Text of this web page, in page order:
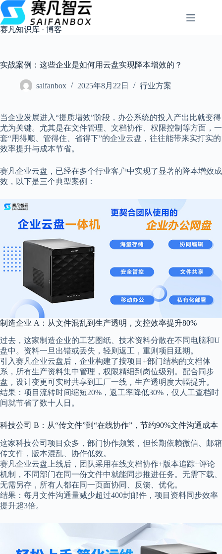
跳
过
内
容
赛凡知识库 · 博客
实战案例：这些企业是如何用云盘实现降本增效的？
saifanbox 2025年8月22日 行业方案
当企业发展进入“提质增效”阶段，办公系统的投入产出比就变得
尤为关键。尤其是在文件管理、文档协作、权限控制等方面，一
套“用得顺、管得住、省得下”的企业云盘，往往能带来实打实的
效率提升与成本节省。
赛凡企业云盘，已经在多个行业客户中实现了显著的降本增效成
效，以下是三个典型案例：
制造企业 A：从文件混乱到生产透明，文控效率提升80%
过去，这家制造企业的工艺图纸、技术资料分散在不同电脑和U
盘中。资料一旦出错或丢失，轻则返工，重则项目延期。
引入赛凡企业云盘后，企业构建了按项目+部门结构的文档体
系，所有生产资料集中管理，权限精细到岗位级别。配合同步
盘，设计变更可实时共享到工厂一线，生产透明度大幅提升。
结果：项目流转时间缩短20%，返工率降低30%，仅人工查档时
间就节省了数十人日。
科技公司 B：从“传文件”到“在线协作”，节约90%文件沟通成本
这家科技公司项目众多，部门协作频繁，但长期依赖微信、邮箱
传文件，版本混乱、协作低效。
赛凡企业云盘上线后，团队采用在线文档协作+版本追踪+评论
机制，不同部门在同一份文件中就能同步推进任务。无需下载、
无需另存，所有人都在同一页面协同、反馈、优化。
结果：每月文件沟通量减少超过400封邮件，项目资料同步效率
提升超3倍。